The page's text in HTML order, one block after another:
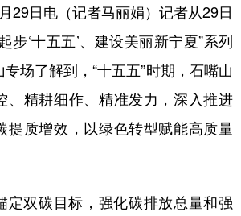
日电（记者马丽娟）记者从29日
步‘十五五’、建设美丽新宁夏”系列
场了解到，“十五五”时期，石嘴山
、精耕细作、精准发力，深入推进
提质增效，以绿色转型赋能高质量
双碳目标，强化碳排放总量和强